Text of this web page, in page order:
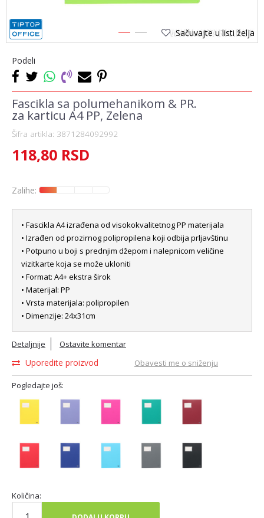
1 2 Sačuvajte u listi želja
Podeli
Fascikla sa polumehanikom & PR.
za karticu A4 PP, Zelena
Šifra artikla: 3871284092992
118,80 RSD
Zalihe:
• Fascikla A4 izrađena od visokokvalitetnog PP materijala
• Izrađen od prozirnog polipropilena koji odbija prljavštinu
• Potpuno u boji s prednjim džepom i nalepnicom veličine
vizitkarte koja se može ukloniti
• Format: A4+ ekstra širok
• Materijal: PP
• Vrsta materijala: polipropilen
• Dimenzije: 24x31cm
Detaljnije Ostavite komentar
Uporedite proizvod Obavesti me o sniženju
Pogledajte još:
Količina: